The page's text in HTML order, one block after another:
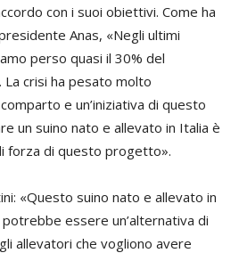
con i suoi obiettivi. Come ha
Anas, «Negli ultimi
perso quasi il 30% del
crisi ha pesato molto
e un’iniziativa di questo
un suino nato e allevato in Italia è
forza di questo progetto».
«Questo suino nato e allevato in
essere un’alternativa di
allevatori che vogliono avere